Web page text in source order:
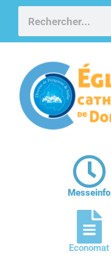
Messeinfo
Economat